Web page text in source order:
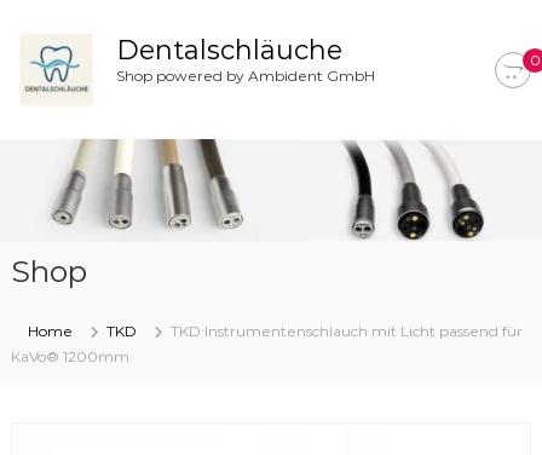
Dentalschläuche
Shop powered by Ambident GmbH
0
Shop
Home TKD
TKD Instrumentenschlauch mit Licht passend für
KaVo® 1200mm